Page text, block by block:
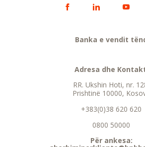
Banka e vendit
Adresa dhe
RR. Ukshin Hoti, nr.
Prishtinë 10000,
+383(0)38 620 620
0800 50000
Për ankesa: